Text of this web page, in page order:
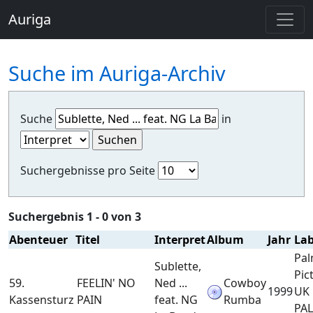
Auriga
Suche im Auriga-Archiv
Suche in
Suchergebnisse pro Seite
Suchergebnis 1 - 0 von 3
Abenteuer Titel InterpretAlbum Jahr
59.
Kassensturz
FEELIN' NO
PAIN
Sublette,
Ned ...
feat. NG
Cowboy
Rumba
1999UK